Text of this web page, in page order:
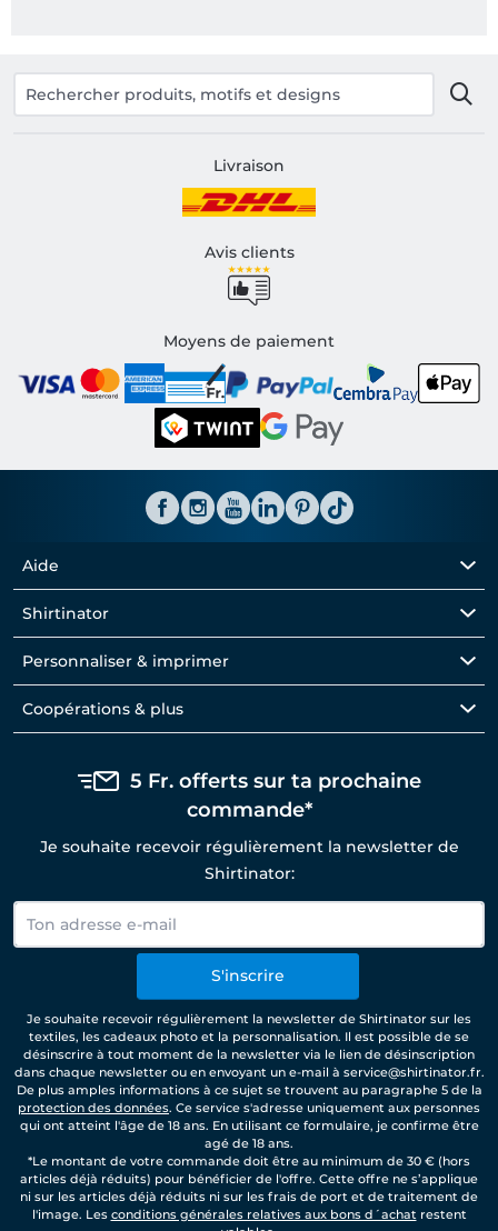
Livraison
Avis clients
Moyens de paiement
Aide
Shirtinator
Personnaliser & imprimer
Coopérations & plus
5 Fr. offerts sur ta prochaine
commande*
Je souhaite recevoir régulièrement la newsletter de
Shirtinator:
S'inscrire
Je souhaite recevoir régulièrement la newsletter de Shirtinator sur les
textiles, les cadeaux photo et la personnalisation. Il est possible de se
désinscrire à tout moment de la newsletter via le lien de désinscription
dans chaque newsletter ou en envoyant un e-mail à service@shirtinator.fr.
De plus amples informations à ce sujet se trouvent au paragraphe 5 de la
protection des données. Ce service s'adresse uniquement aux personnes
qui ont atteint l'âge de 18 ans. En utilisant ce formulaire, je confirme être
agé de 18 ans.
*Le montant de votre commande doit être au minimum de 30 € (hors
articles déjà réduits) pour bénéficier de l'offre. Cette offre ne s’applique
ni sur les articles déjà réduits ni sur les frais de port et de traitement de
l'image. Les conditions générales relatives aux bons d´achatrestent